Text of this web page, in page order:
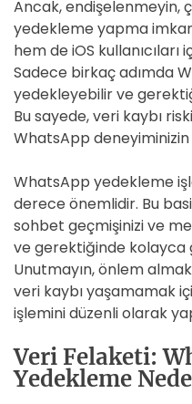
Ancak, endişelenmeyin,
yedekleme yapma
hem de iOS
Sadece birkaç adımda
yedekleyebilir ve
Bu sayede, veri kaybı
WhatsApp deneyiminizin
WhatsApp yedekleme
derece önemlidir. Bu
sohbet geçmişinizi ve
ve gerektiğinde kolayca
Unutmayın, önlem
veri kaybı yaşamamak
işlemini düzenli olarak
Veri Felaketi:
Yedekleme